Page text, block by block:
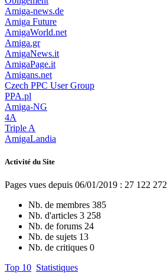
Amiga-news.de
Amiga Future
AmigaWorld.net
Amiga.gr
AmigaNews.it
AmigaPage.it
Amigans.net
Czech PPC User Group
PPA.pl
Amiga-NG
4A
Triple A
AmigaLandia
Activité du Site
Pages vues depuis 06/01/2019 : 27 122 272
Nb. de membres 385
Nb. d'articles 3 258
Nb. de forums 24
Nb. de sujets 13
Nb. de critiques 0
Top 10 Statistiques